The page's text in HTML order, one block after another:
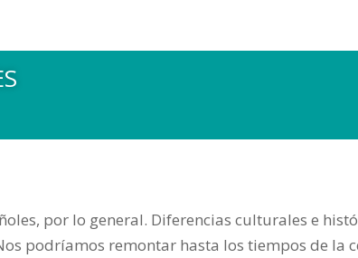
por lo general. Diferencias culturales e
podríamos remontar hasta los tiempos de la